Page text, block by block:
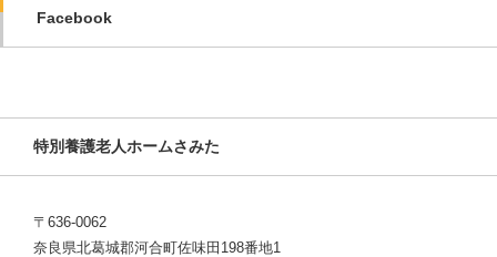
Facebook
特別養護老人ホームさみた
〒636-0062
奈良県北葛城郡河合町佐味田198番地1